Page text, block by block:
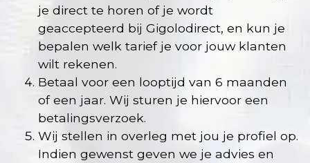
je direct te horen of je wordt
geaccepteerd bij Gigolodirect, en kun je
bepalen welk tarief je voor jouw klanten
wilt rekenen.
Betaal voor een looptijd van 6 maanden
of een jaar. Wij sturen je hiervoor een
betalingsverzoek.
Wij stellen in overleg met jou je profiel op.
Indien gewenst geven we je advies en